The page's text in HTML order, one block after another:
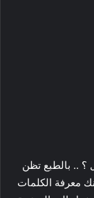
.. بالطبع تظن
معرفة الكلمات